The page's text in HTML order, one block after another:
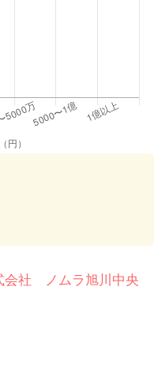
社 ノムラ旭川中央